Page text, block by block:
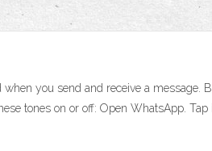
you send and receive a
tones on or off: Open WhatsApp.